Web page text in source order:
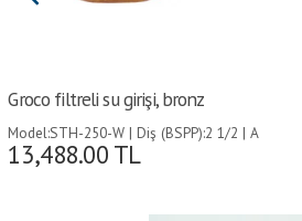
Groco filtreli su girişi, bronz
Model:STH-250-W | Diş (BSPP):2 1/2 | A
(mm):92 | B (mm):38 | C (mm):146 | D (mm):102 |
13,488.00 TL